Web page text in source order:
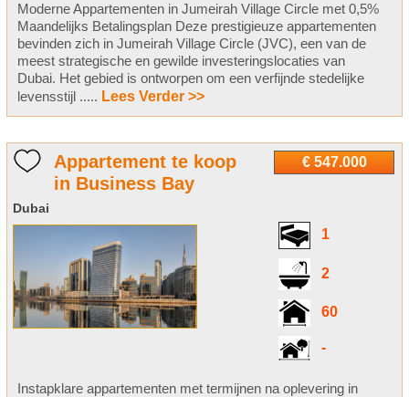
Moderne Appartementen in Jumeirah Village Circle met 0,5%
Maandelijks Betalingsplan Deze prestigieuze appartementen
bevinden zich in Jumeirah Village Circle (JVC), een van de
meest strategische en gewilde investeringslocaties van
Dubai. Het gebied is ontworpen om een verfijnde stedelijke
levensstijl ..... Lees Verder >>
€ 547.000
Appartement te koop
in Business Bay
Dubai
1
2
60
-
Instapklare appartementen met termijnen na oplevering in